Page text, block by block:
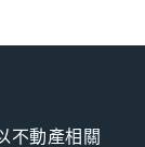
不動產相關